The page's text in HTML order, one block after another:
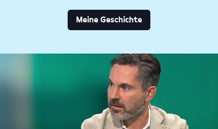
Meine Geschichte